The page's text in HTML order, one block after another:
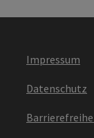
Impressum
Datenschutz